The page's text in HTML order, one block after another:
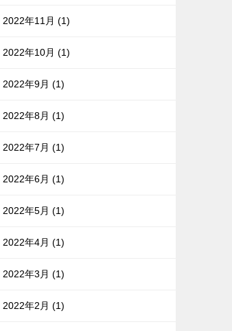
2022年11月 (1)
2022年10月 (1)
2022年9月 (1)
2022年8月 (1)
2022年7月 (1)
2022年6月 (1)
2022年5月 (1)
2022年4月 (1)
2022年3月 (1)
2022年2月 (1)